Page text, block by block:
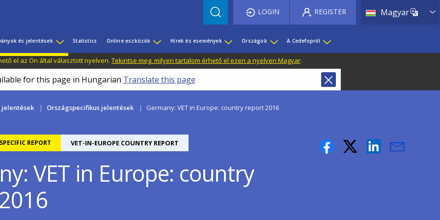
Magyar List
LOGIN REGISTER
és jelentések Statistics Online eszközök Hírek és események Országok A Cedefopról
el az Ön által választott nyelven. Tekintse meg, milyen tartalom érhető el ezen a nyelven Magyar.
for this page in Hungarian Translate this page
jelentések Országspecifikus jelentések Germany: VET in Europe: country report 2016
REPORT VET-IN-EUROPE COUNTRY REPORT
VET in Europe: country